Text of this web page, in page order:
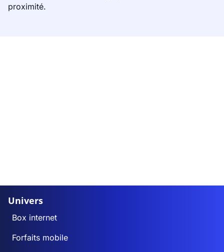
proximité.
Univers
Box internet
Forfaits mobile